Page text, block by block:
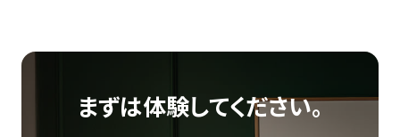
まずは体験してください。